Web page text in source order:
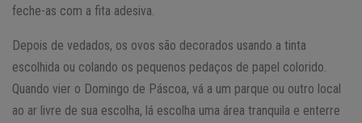
feche-as com a fita adesiva.
Depois de vedados, os ovos são decorados usando a tinta
escolhida ou colando os pequenos pedaços de papel colorido.
Quando vier o Domingo de Páscoa, vá a um parque ou outro local
ao ar livre de sua escolha, lá escolha uma área tranquila e enterre